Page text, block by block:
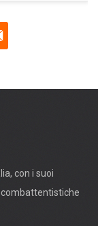
con i suoi
combattentistiche